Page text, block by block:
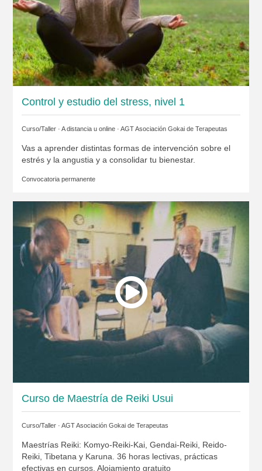
Control y estudio del stress, nivel 1
Curso/Taller · A distancia u online · AGT Asociación Gokai de Terapeutas
Vas a aprender distintas formas de intervención sobre el
estrés y la angustia y a consolidar tu bienestar.
Convocatoria permanente
Curso de Maestría de Reiki Usui
Curso/Taller · AGT Asociación Gokai de Terapeutas
Maestrías Reiki: Komyo-Reiki-Kai, Gendai-Reiki, Reido-
Reiki, Tibetana y Karuna. 36 horas lectivas, prácticas
efectivas en cursos. Alojamiento gratuito